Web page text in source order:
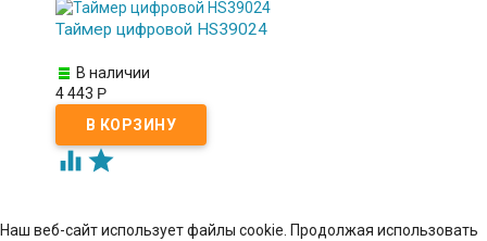
Таймер цифровой HS39024
В наличии
4 443 Р
 
Наш веб-сайт использует файлы cookie. Продолжая использовать